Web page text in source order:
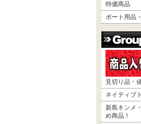
特価商品
ボート用品
見切り品・
ネイティブ
新島キンメ
め商品！